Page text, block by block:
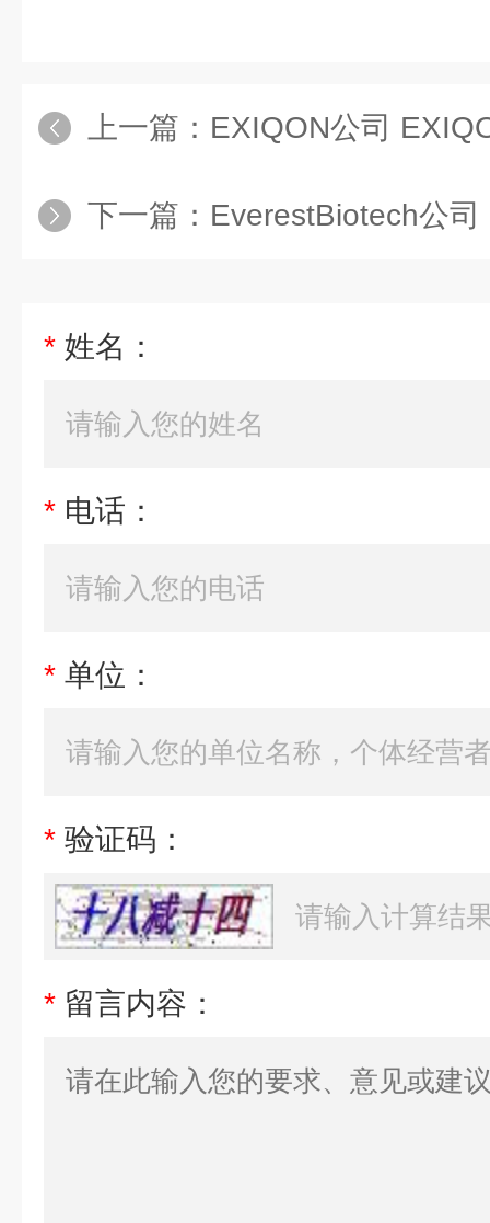
上一篇： EXIQON公司
下一篇： EverestBiotech公
* 姓名：
* 电话：
* 单位：
* 验证码：
* 留言内容：